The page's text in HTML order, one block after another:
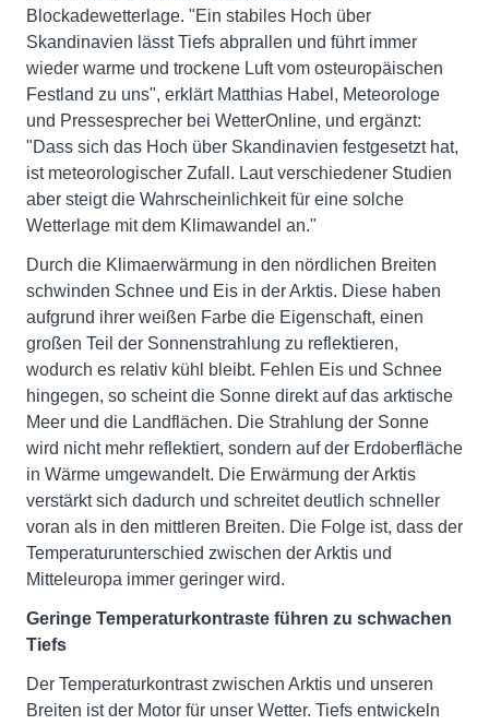
Blockadewetterlage. "Ein stabiles Hoch über
Skandinavien lässt Tiefs abprallen und führt immer
wieder warme und trockene Luft vom osteuropäischen
Festland zu uns", erklärt Matthias Habel, Meteorologe
und Pressesprecher bei WetterOnline, und ergänzt:
"Dass sich das Hoch über Skandinavien festgesetzt hat,
ist meteorologischer Zufall. Laut verschiedener Studien
aber steigt die Wahrscheinlichkeit für eine solche
Wetterlage mit dem Klimawandel an."
Durch die Klimaerwärmung in den nördlichen Breiten
schwinden Schnee und Eis in der Arktis. Diese haben
aufgrund ihrer weißen Farbe die Eigenschaft, einen
großen Teil der Sonnenstrahlung zu reflektieren,
wodurch es relativ kühl bleibt. Fehlen Eis und Schnee
hingegen, so scheint die Sonne direkt auf das arktische
Meer und die Landflächen. Die Strahlung der Sonne
wird nicht mehr reflektiert, sondern auf der Erdoberfläche
in Wärme umgewandelt. Die Erwärmung der Arktis
verstärkt sich dadurch und schreitet deutlich schneller
voran als in den mittleren Breiten. Die Folge ist, dass der
Temperaturunterschied zwischen der Arktis und
Mitteleuropa immer geringer wird.
Geringe Temperaturkontraste führen zu schwachen
Tiefs
Der Temperaturkontrast zwischen Arktis und unseren
Breiten ist der Motor für unser Wetter. Tiefs entwickeln